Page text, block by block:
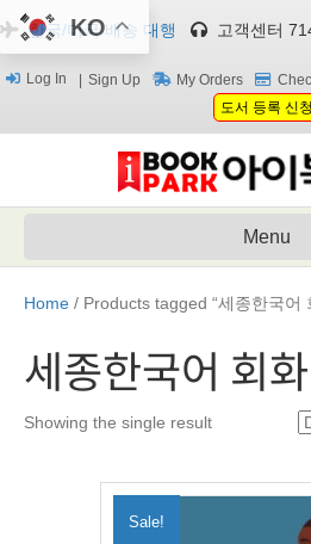
한국/미국 배송 대행 고객센터
Log In Sign Up My Orders
도서 등록 신청
Menu
Home / Products tagged “세종한국어
세종한국어 회
Showing the single result
Sale!
KO